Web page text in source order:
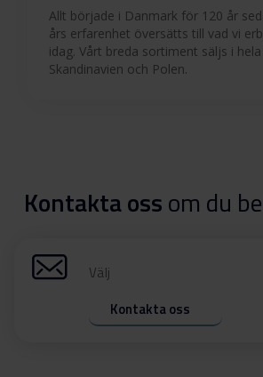
Allt började i Danmark för 120 år
års erfarenhet översätts till vad vi
idag. Vårt breda sortiment säljs i hela
Skandinavien och Polen.
Kontakta ossom du
Välj
Kontakta oss